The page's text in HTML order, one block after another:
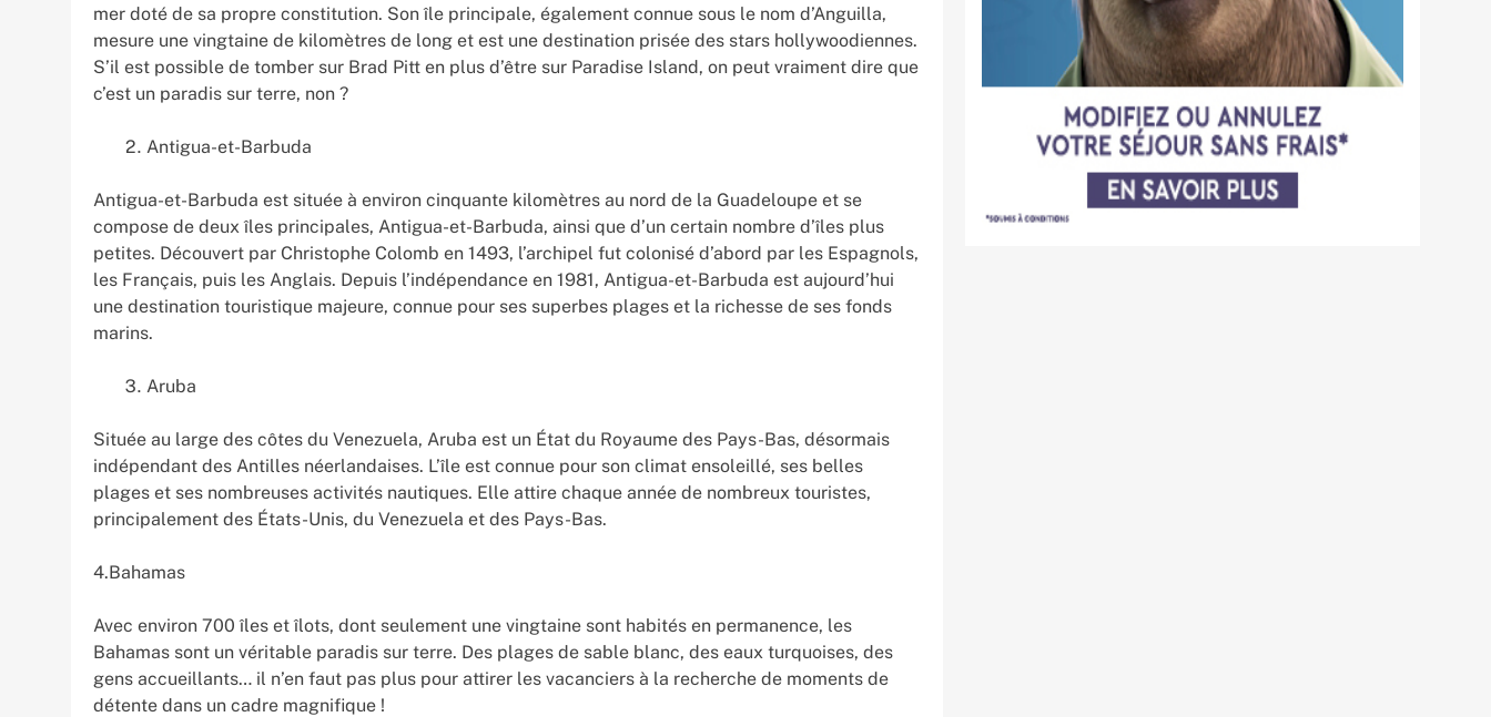
mer doté de sa propre constitution. Son île principale, également connue sous le nom d’Anguilla,
mesure une vingtaine de kilomètres de long et est une destination prisée des stars hollywoodiennes.
S’il est possible de tomber sur Brad Pitt en plus d’être sur Paradise Island, on peut vraiment dire que
c’est un paradis sur terre, non ?
Antigua-et-Barbuda
Antigua-et-Barbuda est située à environ cinquante kilomètres au nord de la Guadeloupe et se
compose de deux îles principales, Antigua-et-Barbuda, ainsi que d’un certain nombre d’îles plus
petites. Découvert par Christophe Colomb en 1493, l’archipel fut colonisé d’abord par les Espagnols,
les Français, puis les Anglais. Depuis l’indépendance en 1981, Antigua-et-Barbuda est aujourd’hui
une destination touristique majeure, connue pour ses superbes plages et la richesse de ses fonds
marins.
Aruba
Située au large des côtes du Venezuela, Aruba est un État du Royaume des Pays-Bas, désormais
indépendant des Antilles néerlandaises. L’île est connue pour son climat ensoleillé, ses belles
plages et ses nombreuses activités nautiques. Elle attire chaque année de nombreux touristes,
principalement des États-Unis, du Venezuela et des Pays-Bas.
4.Bahamas
Avec environ 700 îles et îlots, dont seulement une vingtaine sont habités en permanence, les
Bahamas sont un véritable paradis sur terre. Des plages de sable blanc, des eaux turquoises, des
gens accueillants… il n’en faut pas plus pour attirer les vacanciers à la recherche de moments de
détente dans un cadre magnifique !